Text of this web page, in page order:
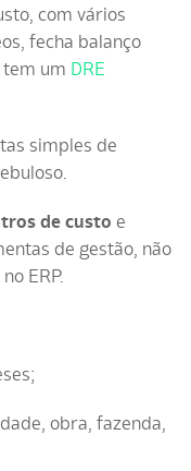
com vários
fecha balanço
tem um DRE
simples de
de custo e
de gestão, não
ERP.
obra, fazenda,